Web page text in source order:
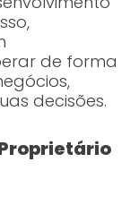
de forma
decisões.